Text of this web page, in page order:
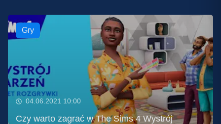
Gry
04.06.2021 10:00
Czy warto zagrać w The Sims 4 Wystrój